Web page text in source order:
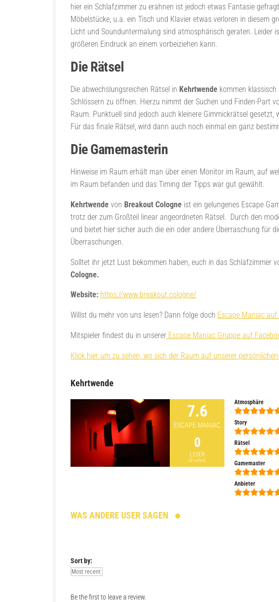
hier ein Schlafzimmer zu erahnen ist jedoch etwas Fantasie
Möbelstücke, u.a. ein Tisch und Klavier etwas verloren in diesem
Licht und Sounduntermalung sind atmosphärisch geraten.
größeren Eindruck an einem vorbeiziehen kann.
Die Rätsel
Die abwechslungsreichen Rätsel in Kehrtwende kommen
Schlössern zu öffnen. Hierzu nimmt der Suchen und Finden-Part
Raum. Punktuell sind jedoch auch kleinere Gimmickrätsel
Für das finale Rätsel, wird dann auch noch einmal ein ganz
Die Gamemasterin
Hinweise im Raum erhält man über einen Monitor im Raum, auf
im Raum befanden und das Timing der Tipps war gut gewählt.
Kehrtwende von Breakout Cologne ist ein gelungenes Escape
trotz der zum Großteil linear angeordneten Rätsel. Durch den
und bietet hier sicher auch die ein oder andere Überraschung für
Überraschungen.
Solltet ihr jetzt Lust bekommen haben, euch in das Schlafzimmer
Cologne.
Website: https://www.breakout.cologne/
Willst du mehr von uns lesen? Dann folge doch Escape Maniac
Mitspieler findest du in unserer Escape Maniac Gruppe auf
Klick hier um zu sehen, wo sich der Raum auf unserer
Kehrtwende
7.6
ESCAPE MANIAC
0
LESER
(0votes)
Atmosphäre
Story
Rätsel
Gamemaster
Anbieter
WAS ANDERE USER SAGEN
Sort by:
Be the first to leave a review.